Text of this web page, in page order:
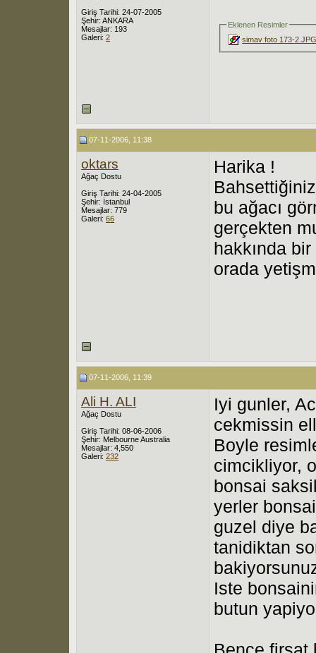
Giriş Tarihi: 24-07-2005
Şehir: ANKARA
Mesajlar: 193
Galeri: 2
Eklenen Resimler
simav foto 173-
07-11-2006, 11:38
oktars
Ağaç Dostu
Giriş Tarihi: 24-04-2005
Şehir: İstanbul
Mesajlar: 779
Galeri: 66
Harika !
bu ağacı
gerçekten
hakkında
orada
07-11-2006, 11:39
Ali H. ALI
Ağaç Dostu
Giriş Tarihi: 08-06-2006
Şehir: Melbourne Australia
Mesajlar: 4,550
Galeri: 232
Iyi gunler,
cekmissin
Boyle
cimcikliyor,
bonsai
yerler
guzel diye
tanidiktan
Iste
butun